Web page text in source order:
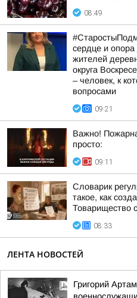
08:49
сердце и
жителей
округа
– человек, к
вопросами
09:21
Важно!
просто:
09:11
Словарик
такое, как
Товарищество
08:33
ЛЕНТА НОВОСТЕЙ
Григорий